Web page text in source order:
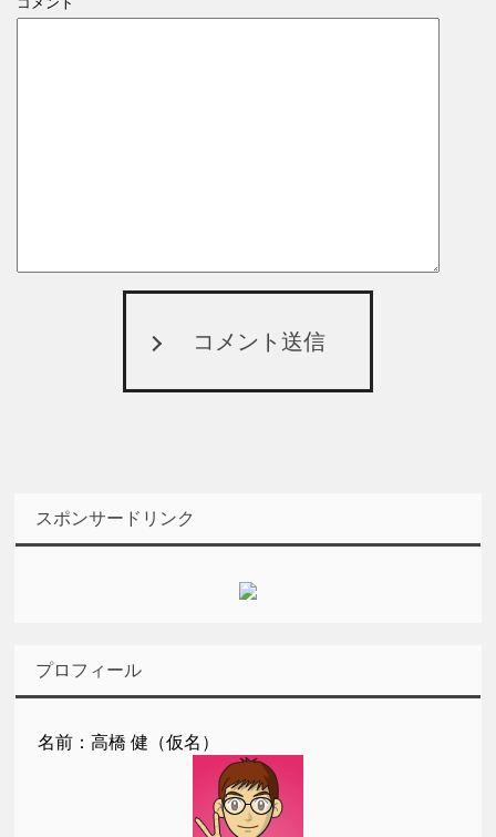
コメント送信
スポンサードリンク
プロフィール
名前：高橋 健（仮名）